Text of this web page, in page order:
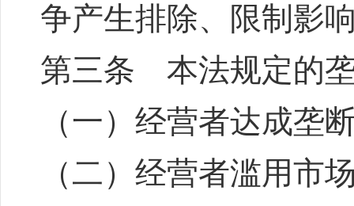
争产生排除、限制影
第三条 本法规定的
（一）经营者达成垄
（二）经营者滥用市